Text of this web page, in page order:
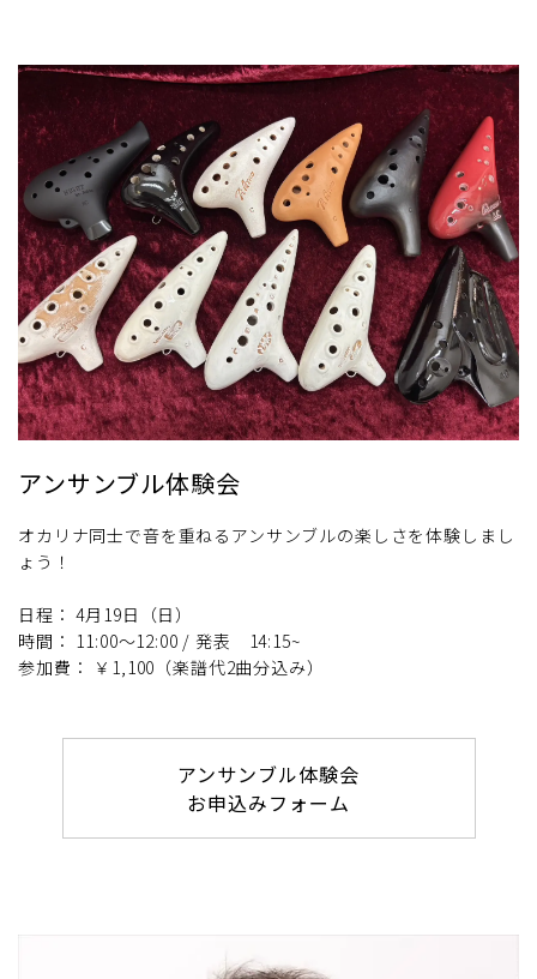
アンサンブル体験会
オカリナ同士で音を重ねるアンサンブルの楽しさを体験しまし
ょう！
日程： 4月19日（日）
時間： 11:00～12:00 / 発表 14:15~
参加費： ￥1,100（楽譜代2曲分込み）
アンサンブル体験会
お申込みフォーム